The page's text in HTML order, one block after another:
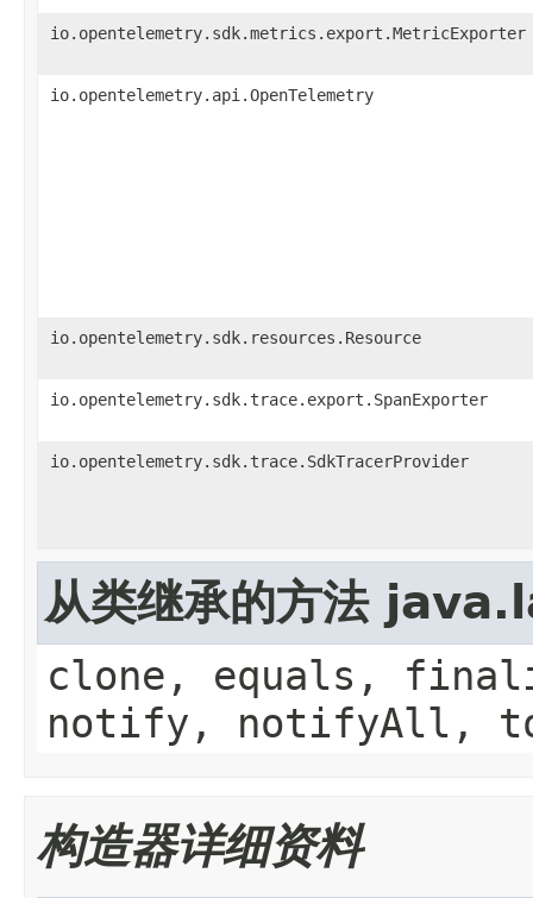
io.opentelemetry.sdk.metrics.export.MetricExporter
io.opentelemetry.api.OpenTelemetry
io.opentelemetry.sdk.resources.Resource
io.opentelemetry.sdk.trace.export.SpanExporter
io.opentelemetry.sdk.trace.SdkTracerProvider
从类继承的方法
clone, equals,
notify, notifyAll,
构造器详细资料